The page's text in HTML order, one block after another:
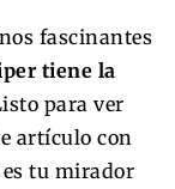
fascinantes
tiene la
para ver
artículo con
tu mirador